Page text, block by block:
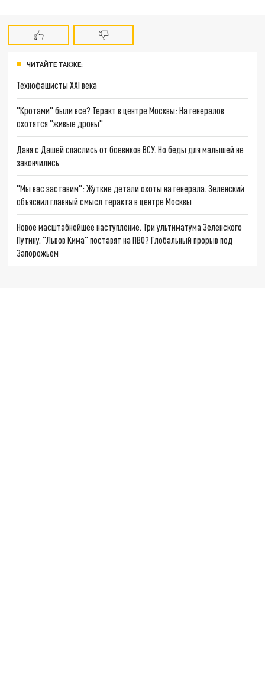
ЧИТАЙТЕ ТАКЖЕ:
Технофашисты XXI века
"Кротами" были все? Теракт в центре Москвы: На генералов
охотятся "живые дроны"
Даня с Дашей спаслись от боевиков ВСУ. Но беды для малышей не
закончились
"Мы вас заставим": Жуткие детали охоты на генерала. Зеленский
объяснил главный смысл теракта в центре Москвы
Новое масштабнейшее наступление. Три ультиматума Зеленского
Путину. "Львов Кима" поставят на ПВО? Глобальный прорыв под
Запорожьем